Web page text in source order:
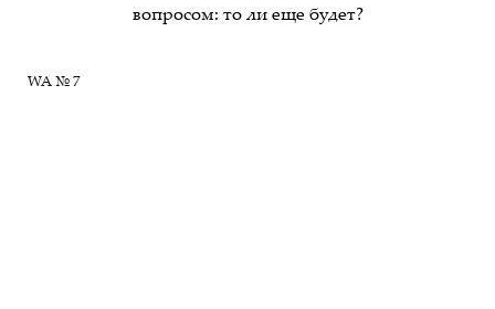
вопросом: то ли еще будет?
WA № 7